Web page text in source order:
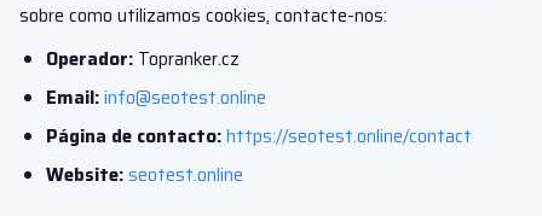
sobre como utilizamos cookies, contacte-nos:
Operador: Topranker.cz
Email:info@seotest.online
Página de contacto:https://seotest.online/contact
Website:seotest.online